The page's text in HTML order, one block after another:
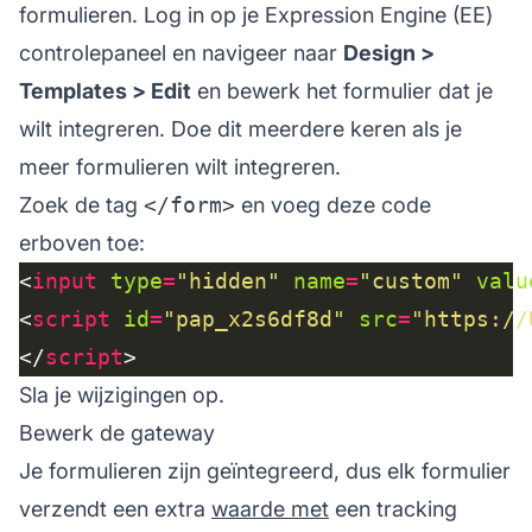
formulieren. Log in op je Expression Engine (EE)
controlepaneel en navigeer naar Design >
Templates > Edit en bewerk het formulier dat je
wilt integreren. Doe dit meerdere keren als je
meer formulieren wilt integreren.
Zoek de tag </form> en voeg deze code
erboven toe:
<input type="hidden" name="custom"
<script id="pap_x2s6df8d" src="https://
</script
Sla je wijzigingen op.
Bewerk de gateway
Je formulieren zijn geïntegreerd, dus elk formulier
verzendt een extra waarde met een tracking